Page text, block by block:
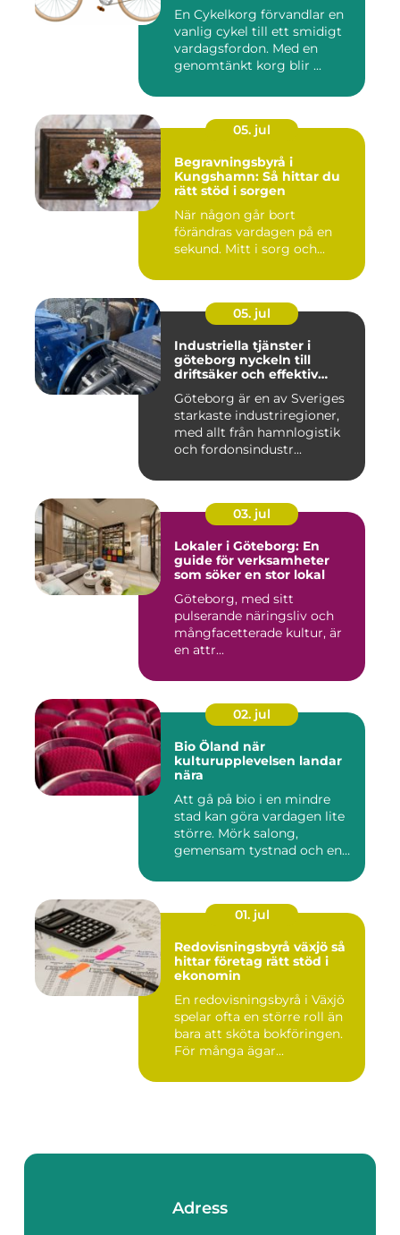
En Cykelkorg förvandlar en
vanlig cykel till ett smidigt
vardagsfordon. Med en
genomtänkt korg blir ...
05. jul
Begravningsbyrå i
Kungshamn: Så hittar du
rätt stöd i sorgen
När någon går bort
förändras vardagen på en
sekund. Mitt i sorg och...
05. jul
Industriella tjänster i
göteborg nyckeln till
driftsäker och effektiv
Göteborg är en av Sveriges
starkaste industriregioner,
med allt från hamnlogistik
och fordonsindustr...
03. jul
Lokaler i Göteborg: En
guide för verksamheter
som söker en stor lokal
Göteborg, med sitt
pulserande näringsliv och
mångfacetterade kultur, är
en attr...
02. jul
Bio Öland när
kulturupplevelsen landar
nära
Att gå på bio i en mindre
stad kan göra vardagen lite
större. Mörk salong,
gemensam tystnad och en
01. jul
Redovisningsbyrå växjö så
hittar företag rätt stöd i
ekonomin
En redovisningsbyrå i Växjö
spelar ofta en större roll än
bara att sköta bokföringen.
För många ägar...
Adress